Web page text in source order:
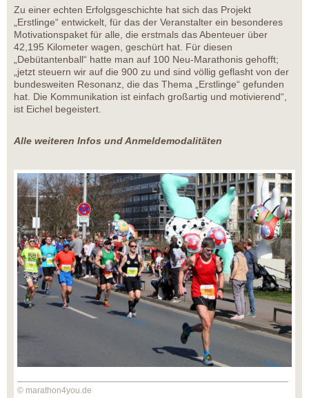
Zu einer echten Erfolgsgeschichte hat sich das Projekt
„Erstlinge“ entwickelt, für das der Veranstalter ein besonderes
Motivationspaket für alle, die erstmals das Abenteuer über
42,195 Kilometer wagen, geschürt hat. Für diesen
„Debütantenball“ hatte man auf 100 Neu-Marathonis gehofft;
„jetzt steuern wir auf die 900 zu und sind völlig geflasht von der
bundesweiten Resonanz, die das Thema „Erstlinge“ gefunden
hat. Die Kommunikation ist einfach großartig und motivierend“,
ist Eichel begeistert.
Alle weiteren Infos und Anmeldemodalitäten
© marathon4you.de